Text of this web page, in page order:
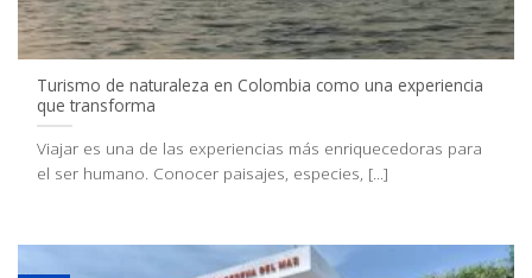
Turismo de naturaleza en Colombia como una experiencia
que transforma
Viajar es una de las experiencias más enriquecedoras para
el ser humano. Conocer paisajes, especies, [...]